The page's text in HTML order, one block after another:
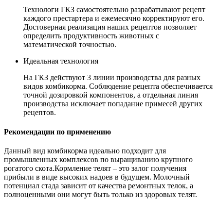
Технологи ГКЗ самостоятельно разрабатывают рецепт
каждого престартера и ежемесячно корректируют его.
Достоверная реализация наших рецептов позволяет
определить продуктивность животных с
математической точностью.
Идеальная технология
На ГКЗ действуют 3 линии производства для разных
видов комбикорма. Соблюдение рецепта обеспечивается
точной дозировкой компонентов, а отдельная линия
производства исключает попадание примесей других
рецептов.
Рекомендации по применению
Данный вид комбикорма идеально подходит для
промышленных комплексов по выращиванию крупного
рогатого скота.Кормление телят – это залог получения
прибыли в виде высоких надоев в будущем. Молочный
потенциал стада зависит от качества ремонтных телок, а
полноценными они могут быть только из здоровых телят.